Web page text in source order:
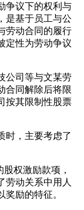
争议下的权利与
是基于员工与公
劳动合同的履行
定性为劳动争议
司等与文某劳
合同解除后将限
按其限制性股票
，主要考虑了
权激励款项，
劳动关系中用人
励的特征。